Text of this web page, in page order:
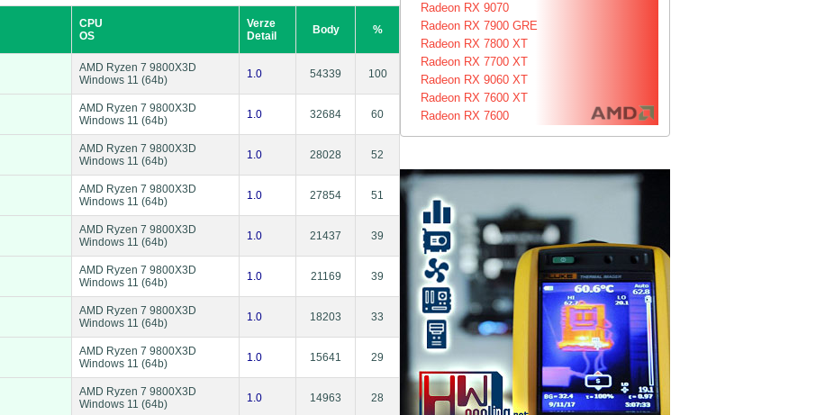
CPU
OS
Verze
Detail
Body %
AMD Ryzen 7 9800X3D
Windows 11 (64b)
1.0 54339 100
AMD Ryzen 7 9800X3D
Windows 11 (64b)
1.0 32684 60
AMD Ryzen 7 9800X3D
Windows 11 (64b)
1.0 28028 52
AMD Ryzen 7 9800X3D
Windows 11 (64b)
1.0 27854 51
AMD Ryzen 7 9800X3D
Windows 11 (64b)
1.0 21437 39
AMD Ryzen 7 9800X3D
Windows 11 (64b)
1.0 21169 39
AMD Ryzen 7 9800X3D
Windows 11 (64b)
1.0 18203 33
AMD Ryzen 7 9800X3D
Windows 11 (64b)
1.0 15641 29
AMD Ryzen 7 9800X3D
Windows 11 (64b)
1.0 14963 28
Radeon RX 9070
Radeon RX 7900 GRE
Radeon RX 7800 XT
Radeon RX 7700 XT
Radeon RX 9060 XT
Radeon RX 7600 XT
Radeon RX 7600